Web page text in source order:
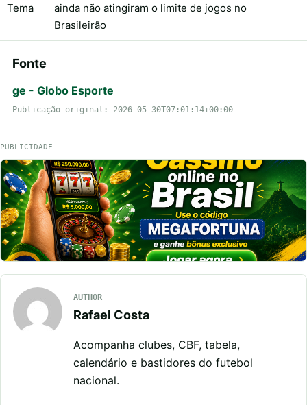
Tema
ainda não atingiram o limite de jogos no
Brasileirão
Fonte
ge - Globo Esporte
Publicação original: 2026-05-30T07:01:14+00:00
PUBLICIDADE
AUTHOR
Rafael Costa
Acompanha clubes, CBF, tabela,
calendário e bastidores do futebol
nacional.